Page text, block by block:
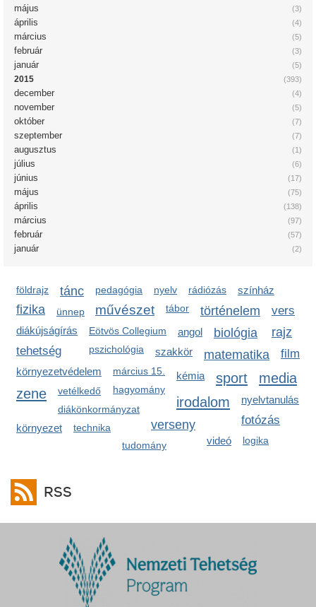
(3)
május
(4)
április
(5)
március
(3)
február
(5)
január
(393)
2015
(4)
december
(5)
november
(7)
október
(7)
szeptember
(1)
augusztus
(6)
július
(17)
június
(75)
május
(138)
április
(97)
március
(57)
február
(2)
január
földrajz tánc pedagógia nyelv rádiózás színház
művészet
fizika tábor történelem vers
diákújságírás Eötvös Collegium rajz
angol
pszichológia
biológia
tehetség szakkör matematika
környezetvédelem
film
március 15. kémia sport
ünnep
hagyomány
media
zene
irodalom nyelvtanulás
vetélkedő
diákönkormányzat
fotózás
verseny
környezet technika
videó logika
tudomány
RSS